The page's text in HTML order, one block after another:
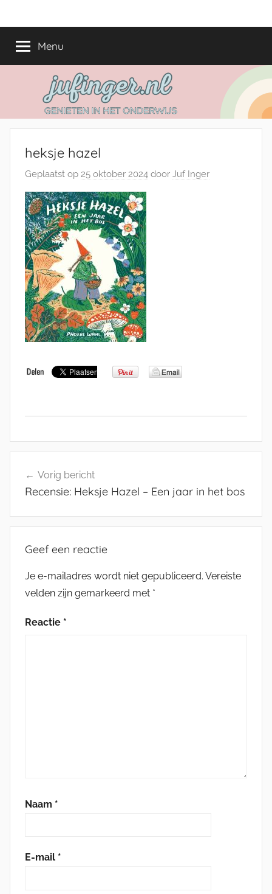
naarjufinger.nl
het
onderwijs
Menu
heksje hazel
Geplaatst op 25 oktober 2024 door Juf Inger
navigatie
Vorig bericht
Recensie: Heksje Hazel – Een jaar in het bos
Geef een reactie
Je e-mailadres wordt niet gepubliceerd. Vereiste
velden zijn gemarkeerd met *
Reactie *
Naam *
E-mail *